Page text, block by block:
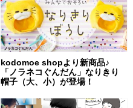
kodomoe shopより新商品♪
「ノラネコぐんだん」なりきり
帽子（大、小）が登場！